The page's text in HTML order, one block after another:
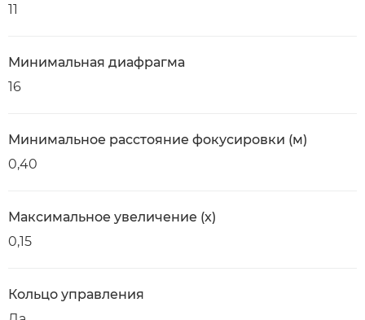
11
Минимальная диафрагма
16
Минимальное расстояние фокусировки (м)
0,40
Максимальное увеличение (x)
0,15
Кольцо управления